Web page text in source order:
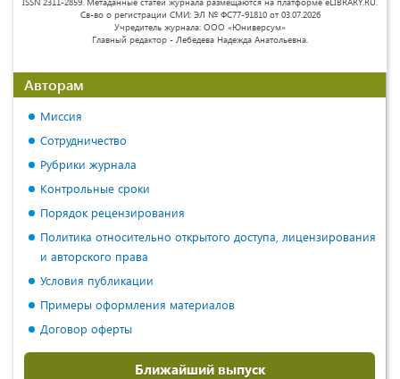
Св-во о регистрации СМИ: ЭЛ № ФС77-91810 от 03.07.2026
Учредитель журнала: ООО «Юниверсум»
Главный редактор - Лебедева Надежда Анатольевна.
Авторам
Миссия
Сотрудничество
Рубрики журнала
Контрольные сроки
Порядок рецензирования
Политика относительно открытого доступа, лицензирования
и авторского права
Условия публикации
Примеры оформления материалов
Договор оферты
Ближайший выпуск